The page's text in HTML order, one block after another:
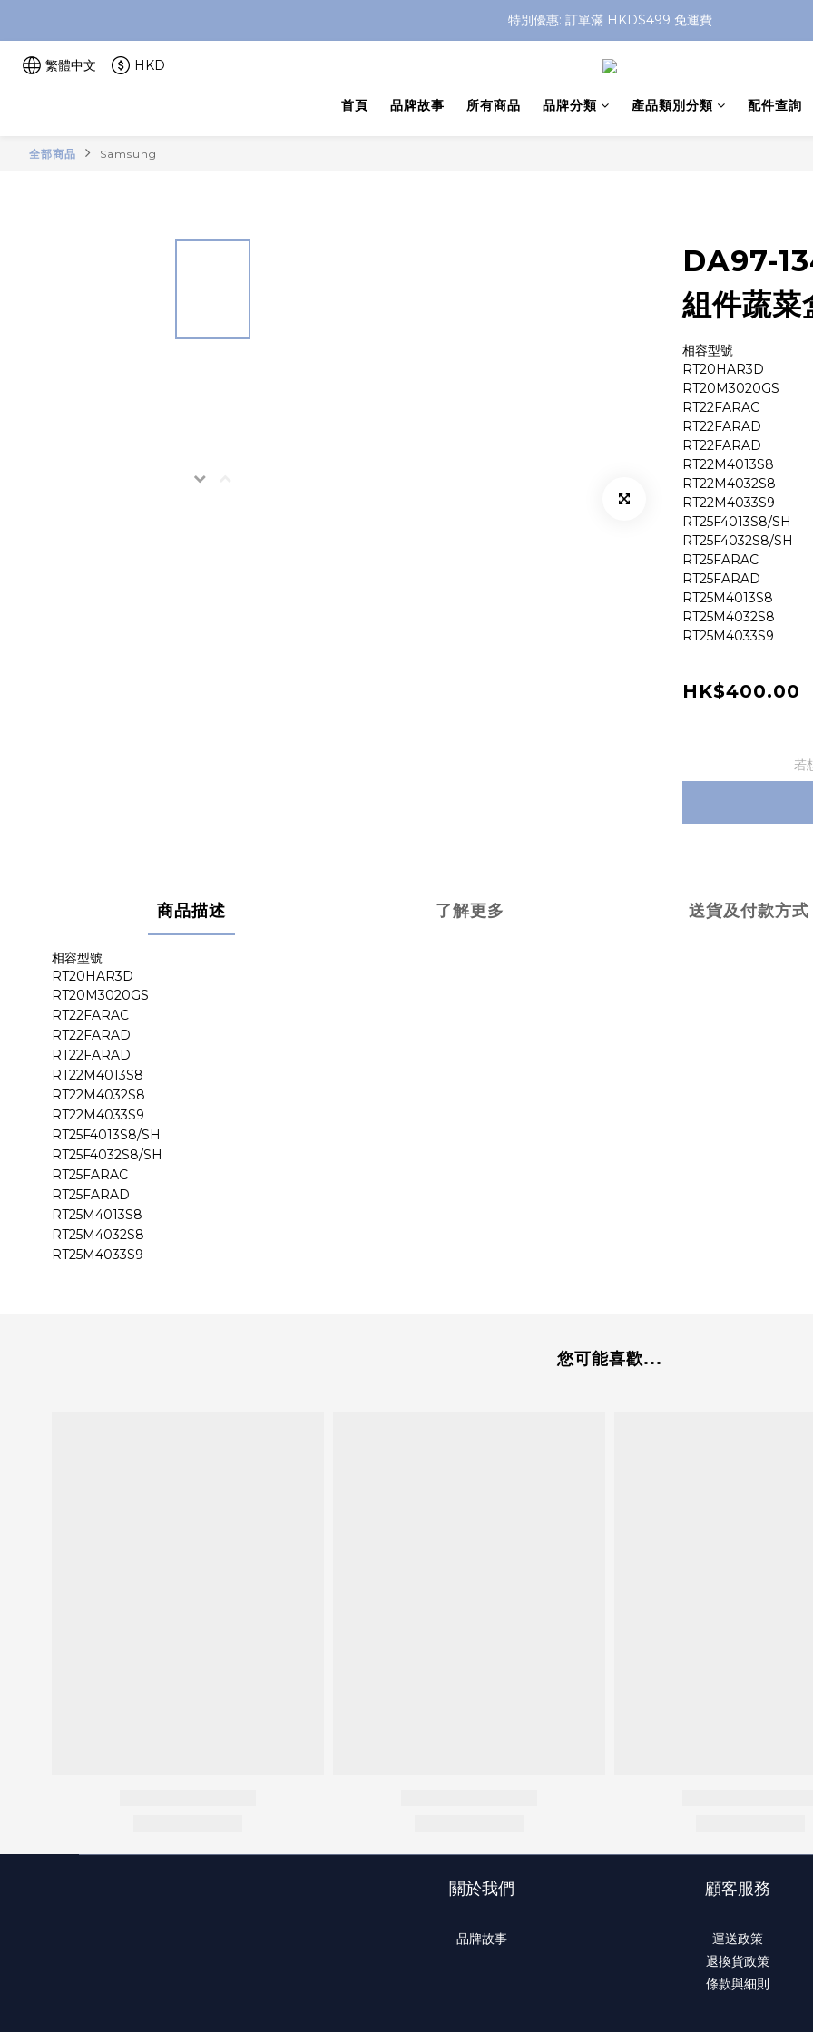
特別優惠: 訂單滿 HKD$499 免運費
特別優惠: 訂單滿 HKD$499 免運費
門店自取 任何消費免運費
特別優惠: 訂單滿 HKD$499 免運費
繁體中文 HKD
首頁 品牌故事 所有商品 品牌分類 產品類別分類 配件查詢
全部商品 Samsung
DA97-
組件蔬菜
相容型號
RT20HAR3D
RT20M3020GS
RT22FARAC
RT22FARAD
RT22FARAD
RT22M4013S8
RT22M4032S8
RT22M4033S9
RT25F4013S8/SH
RT25F4032S8/SH
RT25FARAC
RT25FARAD
RT25M4013S8
RT25M4032S8
RT25M4033S9
HK$400.00
若
商品描述 了解更多 送貨及付款方式
相容型號
RT20HAR3D
RT20M3020GS
RT22FARAC
RT22FARAD
RT22FARAD
RT22M4013S8
RT22M4032S8
RT22M4033S9
RT25F4013S8/SH
RT25F4032S8/SH
RT25FARAC
RT25FARAD
RT25M4013S8
RT25M4032S8
RT25M4033S9
您可能喜歡...
關於我們
品牌故事
顧客服務
運送政策
退換貨政策
條款與細則